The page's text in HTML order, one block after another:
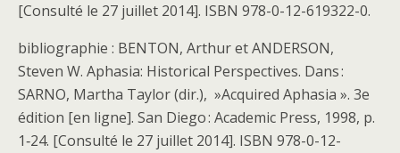
[Consulté le 27 juillet 2014]. ISBN 978-0-12-619322-0.
bibliographie : BENTON, Arthur et ANDERSON,
Steven W. Aphasia: Historical Perspectives. Dans :
SARNO, Martha Taylor (dir.), »Acquired Aphasia ». 3e
édition [en ligne]. San Diego : Academic Press, 1998, p.
1‑24. [Consulté le 27 juillet 2014]. ISBN 978-0-12-